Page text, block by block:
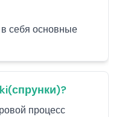
себя основные
процесс